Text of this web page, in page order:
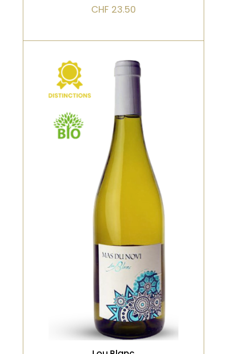
CHF 23.50
Blanc, Bio
La parure or et lumineuse de ce
grand vin nous guide vers un
tourbillon de petits fruits mûrs,
d’amande, de fleurs de genêt.
Laissez-vous charmer par un palais
large, ouvert et gastronomique
dont le fruit constitue la clef de
voûte.
VOIR LE PRODUIT